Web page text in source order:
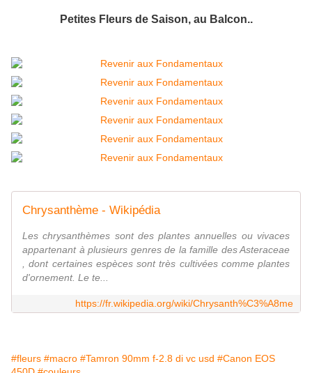
Petites Fleurs de Saison, au Balcon..
Chrysanthème - Wikipédia
Les chrysanthèmes sont des plantes annuelles ou vivaces
appartenant à plusieurs genres de la famille des Asteraceae
, dont certaines espèces sont très cultivées comme plantes
d'ornement. Le te...
https://fr.wikipedia.org/wiki/Chrysanth%C3%A8me
#fleurs #macro #Tamron 90mm f-2.8 di vc usd #Canon EOS